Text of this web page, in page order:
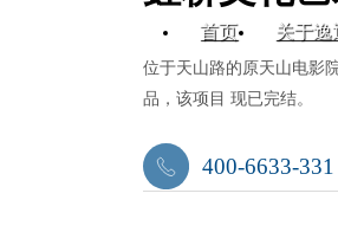
首页 关于逸
位于天山路的原天山电影
品，该项目 现已完结。
400-6633-331